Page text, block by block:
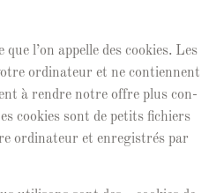
l’on appelle des cook­ies. Les
ordi­na­teur et ne con­ti­en­nent
à ren­dre notre offre plus con­
cook­ies sont de petits fichiers
ordi­na­teur et enreg­istrés par